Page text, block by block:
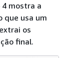
mostra a
que usa um
os
final.